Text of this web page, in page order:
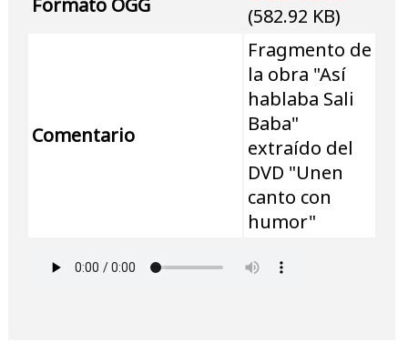
(582.92 KB)
Comentario
Fragmento de
la obra "Así
hablaba Sali
Baba"
extraído del
DVD "Unen
canto con
humor"